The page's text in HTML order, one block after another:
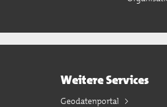
Weitere Services
Geodatenportal